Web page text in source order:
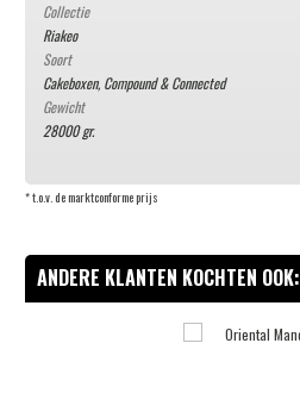
Collectie
Riakeo
Soort
Cakeboxen, Compound & Connected
Gewicht
28000 gr.
* t.o.v. de marktconforme prijs
ANDERE KLANTEN KOCHTEN OOK: